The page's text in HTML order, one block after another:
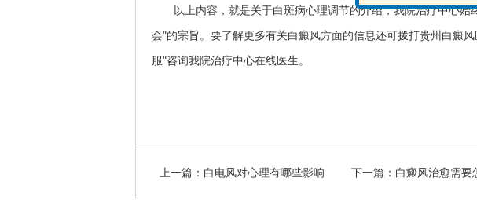
以上内容，就是关于白斑病心理调节的介绍，我院治疗中心始
会"的宗旨。要了解更多有关白癜风方面的信息还可拨打贵州白癜
服"咨询我院治疗中心在线医生。
上一篇： 白电风对心理有哪些影响 下一篇： 白癜风治愈需要